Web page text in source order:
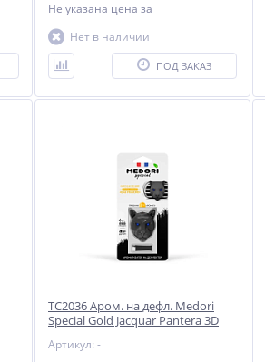
Не указана цена за
Нет в наличии
ПОД ЗАКАЗ
TC2036 Аром. на дефл. Medori
Special Gold Jacquar Pantera 3D
Артикул: -